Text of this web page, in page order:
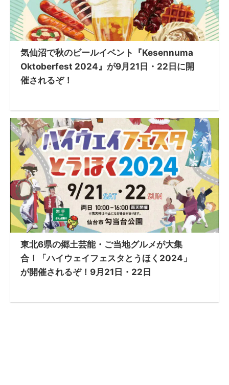
気仙沼で秋のビールイベント『Kesennuma
Oktoberfest 2024』が9月21日・22日に開
催されるぞ！
東北6県の郷土芸能・ご当地グルメが大集
合！「ハイウェイフェスタとうほく2024」
が開催されるぞ！9月21日・22日